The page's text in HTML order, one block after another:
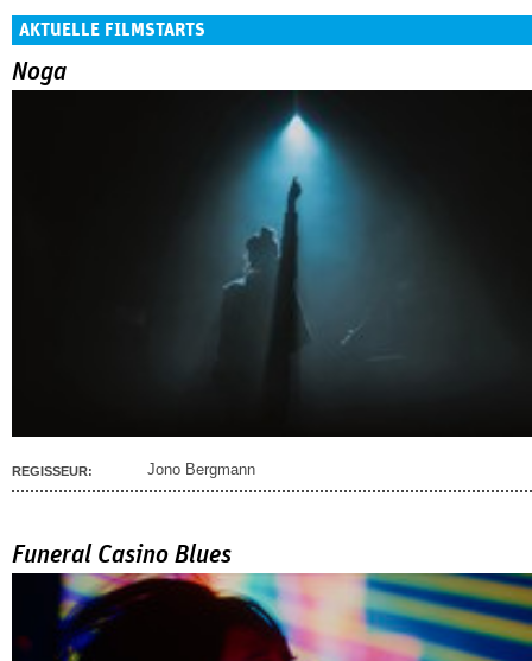
AKTUELLE FILMSTARTS
Noga
REGISSEUR: Jono Bergmann
Funeral Casino Blues